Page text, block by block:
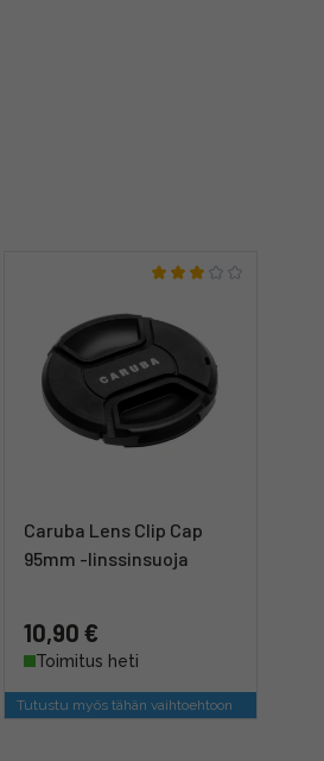
Caruba Lens Clip Cap
95mm -linssinsuoja
10,90 €
Toimitus heti
Tutustu myös tähän vaihtoehtoon